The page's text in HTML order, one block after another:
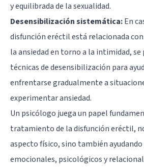
y equilibrada de la sexualidad.
Desensibilización sistemática:En
disfunción eréctil está relacionada
la ansiedad en torno a la intimidad,
técnicas de desensibilización para
enfrentarse gradualmente a
experimentar ansiedad.
Un psicólogo juega un papel
tratamiento de la disfunción eréctil,
aspecto físico, sino también
emocionales, psicológicos y